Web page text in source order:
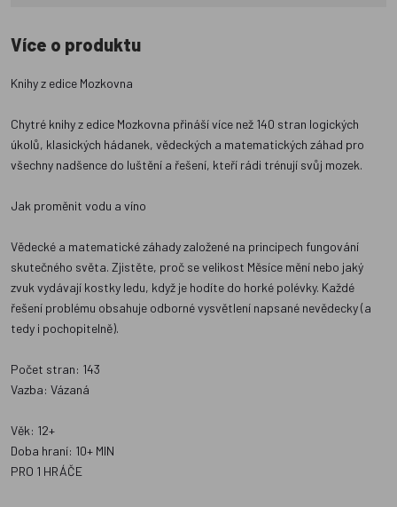
Více o produktu
Knihy z edice Mozkovna
Chytré knihy z edice Mozkovna přináší více než 140 stran logických
úkolů, klasických hádanek, vědeckých a matematických záhad pro
všechny nadšence do luštění a řešení, kteří rádi trénují svůj mozek.
Jak proměnit vodu a víno
Vědecké a matematické záhady založené na principech fungování
skutečného světa. Zjistěte, proč se velikost Měsíce mění nebo jaký
zvuk vydávají kostky ledu, když je hodíte do horké polévky. Každé
řešení problému obsahuje odborné vysvětlení napsané nevědecky (a
tedy i pochopitelně).
Počet stran: 143
Vazba: Vázaná
Věk: 12+
Doba hraní: 10+ MIN
PRO 1 HRÁČE